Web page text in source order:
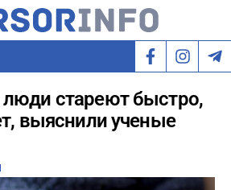
стареют быстро,
выяснили ученые